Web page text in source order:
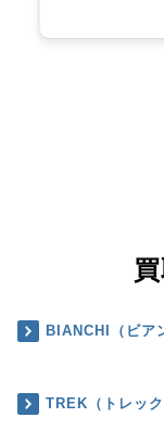
BIANCHI（ビア
TREK（トレック